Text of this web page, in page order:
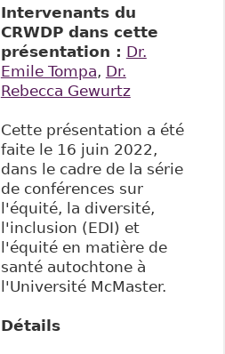
Intervenants du
CRWDP dans cette
présentation : Dr.
Emile Tompa, Dr.
Rebecca Gewurtz
Cette présentation a été
faite le 16 juin 2022,
dans le cadre de la série
de conférences sur
l'équité, la diversité,
l'inclusion (EDI) et
l'équité en matière de
santé autochtone à
l'Université McMaster.
Détails